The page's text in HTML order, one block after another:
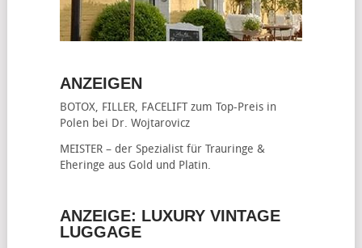
ANZEIGEN
BOTOX, FILLER, FACELIFTzum Top-Preis in
Polen bei Dr. Wojtarovicz
MEISTER – der Spezialist für Trauringe &
Eheringe aus Gold und Platin.
ANZEIGE: LUXURY VINTAGE
LUGGAGE